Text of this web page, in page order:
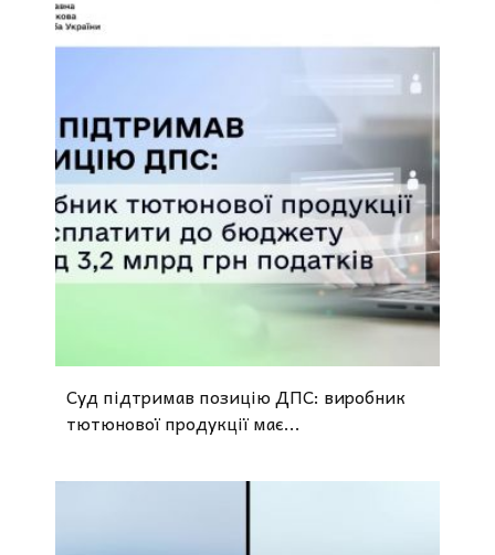
Суд підтримав позицію ДПС: виробник
тютюнової продукції має...